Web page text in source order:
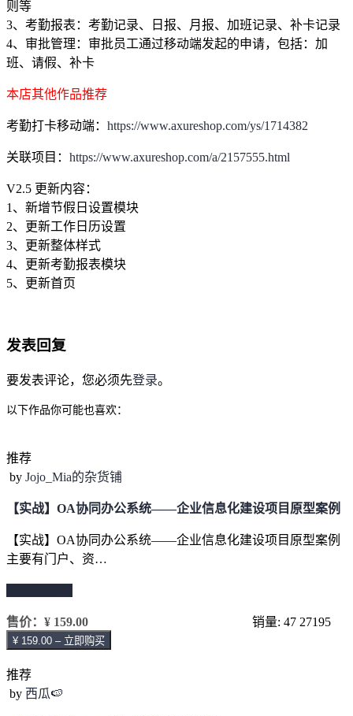
则等
3、考勤报表：考勤记录、日报、月报、加班记录、补卡记录
4、审批管理：审批员工通过移动端发起的申请，包括：加
班、请假、补卡
本店其他作品推荐
考勤打卡移动端： https://www.axureshop.com/ys/1714382
关联项目： https://www.axureshop.com/a/2157555.html
V2.5 更新内容：
1、新增节假日设置模块
2、更新工作日历设置
3、更新整体样式
4、更新考勤报表模块
5、更新首页
发表回复
要发表评论，您必须先登录。
以下作品你可能也喜欢：
推荐
by Jojo_Mia的杂货铺
【实战】OA协同办公系统——企业信息化建设项目原型案例
【实战】OA协同办公系统——企业信息化建设项目原型案例
主要有门户、资…
售价： ¥ 159.00 销量: 47 27195
¥ 159.00 – 立即购买
推荐
by 西瓜🍉